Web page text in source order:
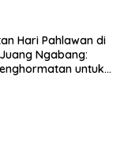
Hari Pahlawan di
Ngabang:
untuk